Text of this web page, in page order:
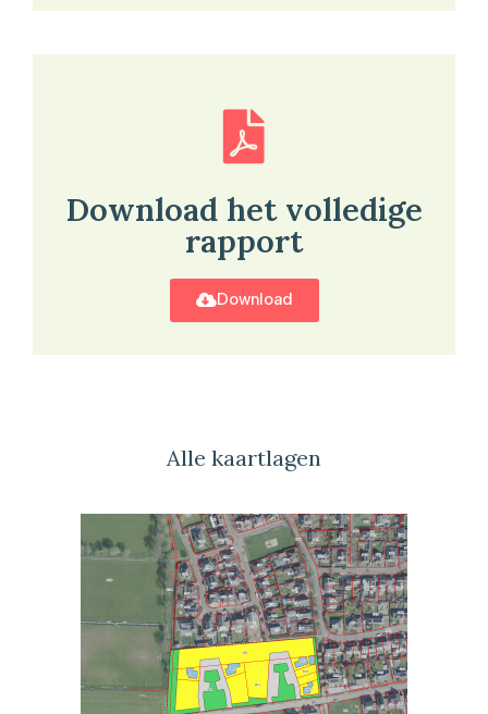
Download het volledige
rapport
Download
Alle kaartlagen